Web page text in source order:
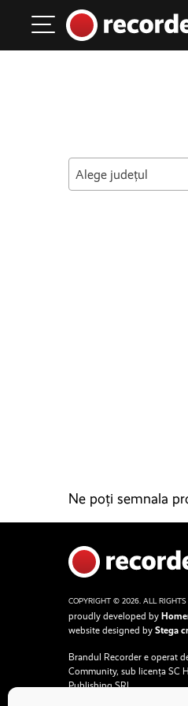
Main Navigation
Alege județul
Ne poți semnala
COPYRIGHT © 2026. ALL RIGHTS
proudly developed by
website designed by Stega
Brandul Recorder e operat
Community, sub licența SC
Publishing SRL.